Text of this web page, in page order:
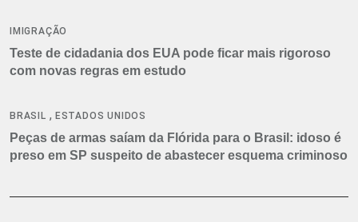
IMIGRAÇÃO
Teste de cidadania dos EUA pode ficar mais rigoroso
com novas regras em estudo
BRASIL , ESTADOS UNIDOS
Peças de armas saíam da Flórida para o Brasil: idoso é
preso em SP suspeito de abastecer esquema criminoso